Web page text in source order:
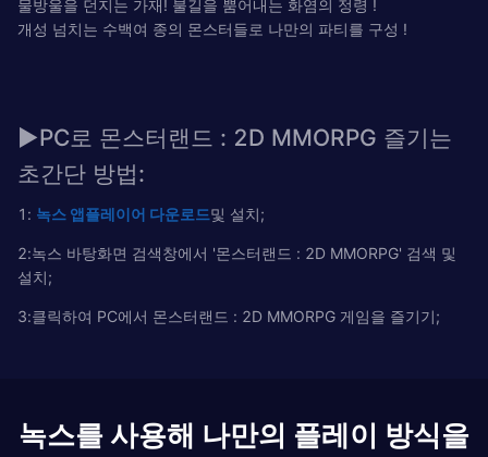
물방울을 던지는 가재! 불길을 뿜어내는 화염의 정령 !
개성 넘치는 수백여 종의 몬스터들로 나만의 파티를 구성 !
▶PC로 몬스터랜드 : 2D MMORPG 즐기는
초간단 방법:
1: 녹스 앱플레이어 다운로드및 설치;
2:녹스 바탕화면 검색창에서 '몬스터랜드 : 2D MMORPG' 검색 및
설치;
3:클릭하여 PC에서 몬스터랜드 : 2D MMORPG 게임을 즐기기;
녹스를 사용해 나만의 플레이 방식을